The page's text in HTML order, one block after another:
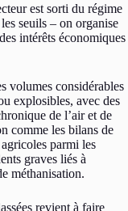
est sorti du régime
seuils – on organise
intérêts économiques
volumes considérables
explosibles, avec des
de l’air et de
comme les bilans de
parmi les
graves liés à
méthanisation.
revient à faire